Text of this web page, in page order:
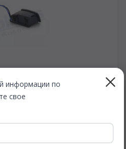
информации по
свое
полосы движения. JOHNS